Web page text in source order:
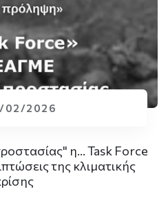
02/2026
η... Task Force
της κλιματικής